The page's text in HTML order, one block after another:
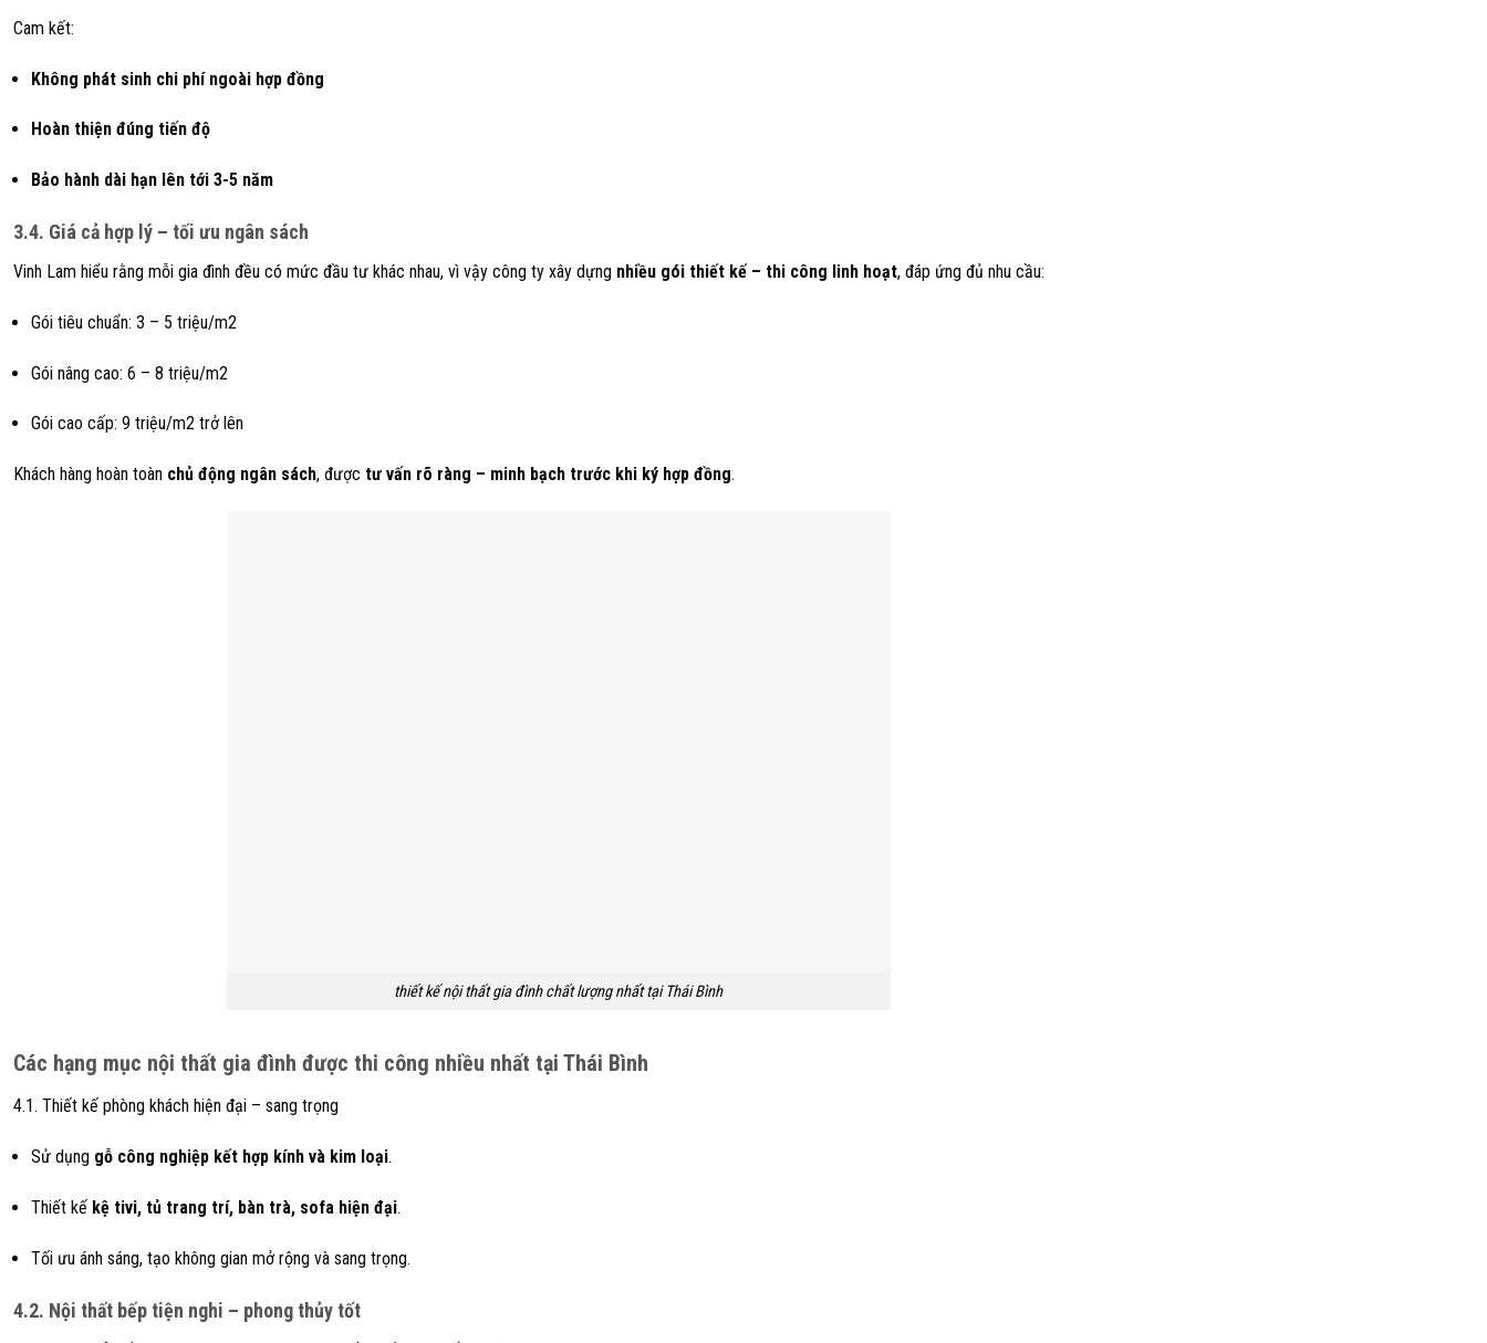
Cam kết:
Không phát sinh chi phí ngoài hợp đồng
Hoàn thiện đúng tiến độ
Bảo hành dài hạn lên tới 3-5 năm
3.4. Giá cả hợp lý – tối ưu ngân sách
Vinh Lam hiểu rằng mỗi gia đình đều có mức đầu tư khác nhau, vì vậy công ty xây dựng nhiều gói thiết kế – thi công linh hoạt, đáp ứng đủ nhu cầu:
Gói tiêu chuẩn: 3 – 5 triệu/m2
Gói nâng cao: 6 – 8 triệu/m2
Gói cao cấp: 9 triệu/m2 trở lên
Khách hàng hoàn toàn chủ động ngân sách, được tư vấn rõ ràng – minh bạch trước khi ký hợp đồng.
thiết kế nội thất gia đình chất lượng nhất tại Thái Bình
Các hạng mục nội thất gia đình được thi công nhiều nhất tại Thái Bình
4.1. Thiết kế phòng khách hiện đại – sang trọng
Sử dụng gỗ công nghiệp kết hợp kính và kim loại.
Thiết kế kệ tivi, tủ trang trí, bàn trà, sofa hiện đại.
Tối ưu ánh sáng, tạo không gian mở rộng và sang trọng.
4.2. Nội thất bếp tiện nghi – phong thủy tốt